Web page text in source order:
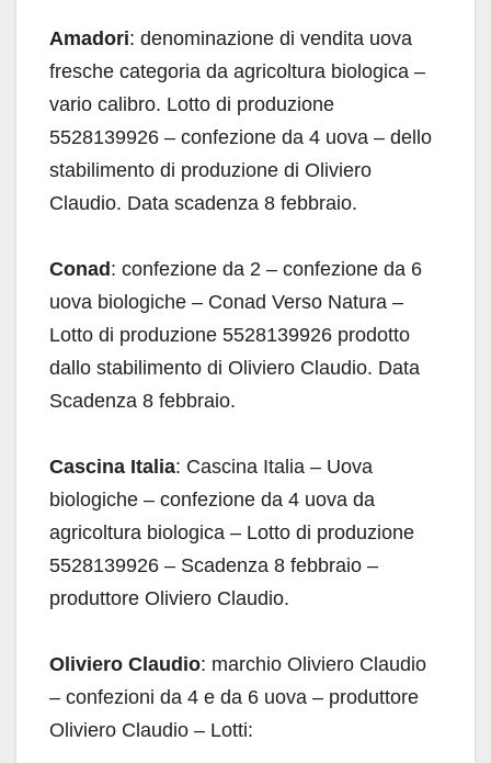
Amadori: denominazione di vendita uova
fresche categoria da agricoltura biologica –
vario calibro. Lotto di produzione
5528139926 – confezione da 4 uova – dello
stabilimento di produzione di Oliviero
Claudio. Data scadenza 8 febbraio.
Conad: confezione da 2 – confezione da 6
uova biologiche – Conad Verso Natura –
Lotto di produzione 5528139926 prodotto
dallo stabilimento di Oliviero Claudio. Data
Scadenza 8 febbraio.
Cascina Italia: Cascina Italia – Uova
biologiche – confezione da 4 uova da
agricoltura biologica – Lotto di produzione
5528139926 – Scadenza 8 febbraio –
produttore Oliviero Claudio.
Oliviero Claudio: marchio Oliviero Claudio
– confezioni da 4 e da 6 uova – produttore
Oliviero Claudio – Lotti: